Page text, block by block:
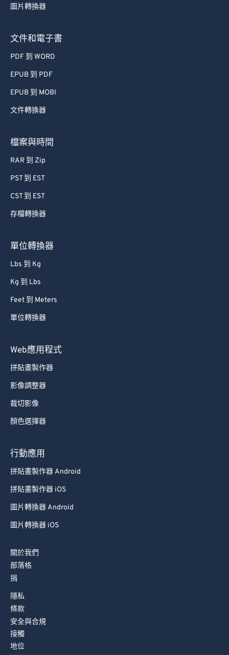
圖片轉換器
文件和電子書
PDF 到 WORD
EPUB 到 PDF
EPUB 到 MOBI
文件轉換器
檔案與時間
RAR 到 Zip
PST 到 EST
CST 到 EST
存檔轉換器
單位轉換器
Lbs 到 Kg
Kg 到 Lbs
Feet 到 Meters
單位轉換器
Web應用程式
拼貼畫製作器
影像調整器
裁切影像
顏色選擇器
行動應用
拼貼畫製作器 Android
拼貼畫製作器 iOS
圖片轉換器 Android
圖片轉換器 iOS
關於我們
部落格
捐
隱私
條款
安全與合規
接觸
地位